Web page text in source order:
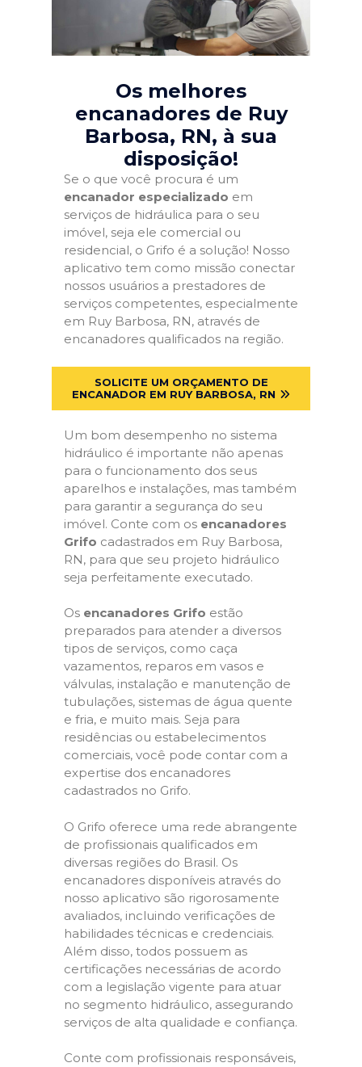
Os melhores
encanadores de Ruy
Barbosa, RN, à sua
disposição!
Se o que você procura é um
encanador especializado em
serviços de hidráulica para o seu
imóvel, seja ele comercial ou
residencial, o Grifo é a solução! Nosso
aplicativo tem como missão conectar
nossos usuários a prestadores de
serviços competentes, especialmente
em Ruy Barbosa, RN, através de
encanadores qualificados na região.
SOLICITE UM ORÇAMENTO DE
ENCANADOR EM RUY BARBOSA, RN
Um bom desempenho no sistema
hidráulico é importante não apenas
para o funcionamento dos seus
aparelhos e instalações, mas também
para garantir a segurança do seu
imóvel. Conte com os encanadores
Grifo cadastrados em Ruy Barbosa,
RN, para que seu projeto hidráulico
seja perfeitamente executado.
Os encanadores Grifo estão
preparados para atender a diversos
tipos de serviços, como caça
vazamentos, reparos em vasos e
válvulas, instalação e manutenção de
tubulações, sistemas de água quente
e fria, e muito mais. Seja para
residências ou estabelecimentos
comerciais, você pode contar com a
expertise dos encanadores
cadastrados no Grifo.
O Grifo oferece uma rede abrangente
de profissionais qualificados em
diversas regiões do Brasil. Os
encanadores disponíveis através do
nosso aplicativo são rigorosamente
avaliados, incluindo verificações de
habilidades técnicas e credenciais.
Além disso, todos possuem as
certificações necessárias de acordo
com a legislação vigente para atuar
no segmento hidráulico, assegurando
serviços de alta qualidade e confiança.
Conte com profissionais responsáveis,